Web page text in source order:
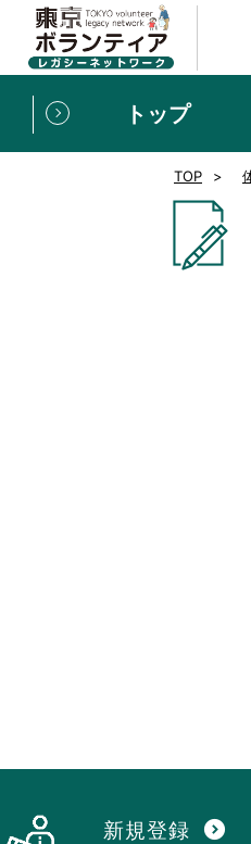
トップ
TOP
新規登録 expand_circle_down